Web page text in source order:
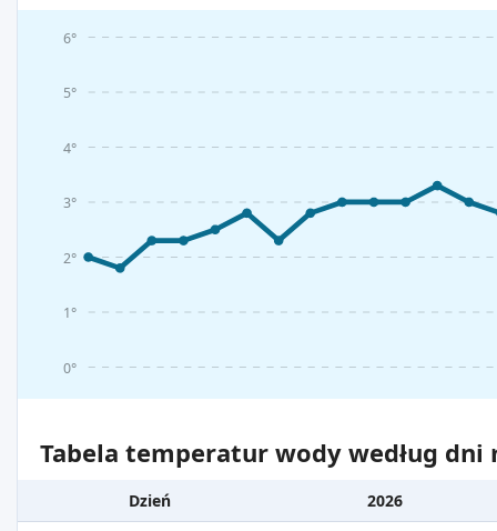
0°
1°
2°
3°
4°
5°
6°
Tabela temperatur wody według dni
Dzień
2026